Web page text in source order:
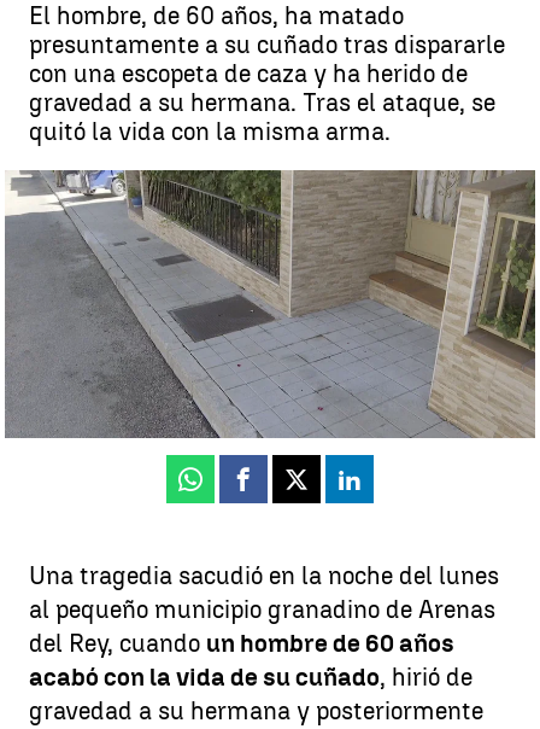
El hombre, de 60 años, ha matado
presuntamente a su cuñado tras dispararle
con una escopeta de caza y ha herido de
gravedad a su hermana. Tras el ataque, se
quitó la vida con la misma arma.
El hombre, de 60 años, ha matado presuntamente a su cuñado tras
dispararle con una escopeta |Antena 3 Noticias
Beatriz García
Publicado:19 de agosto de 2025, 11:00
Whatsapp
Facebook
X Linkedin
Una tragedia sacudió en la noche del lunes
al pequeño municipio granadino de Arenas
del Rey, cuando un hombre de 60 años
acabó con la vida de su cuñado, hirió de
gravedad a su hermana y posteriormente